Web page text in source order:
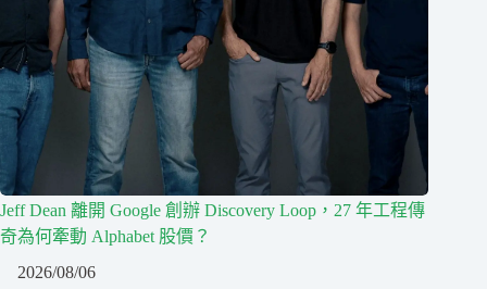
Jeff Dean 離開 Google 創辦 Discovery Loop，27 年工程傳
奇為何牽動 Alphabet 股價？
2026/08/06